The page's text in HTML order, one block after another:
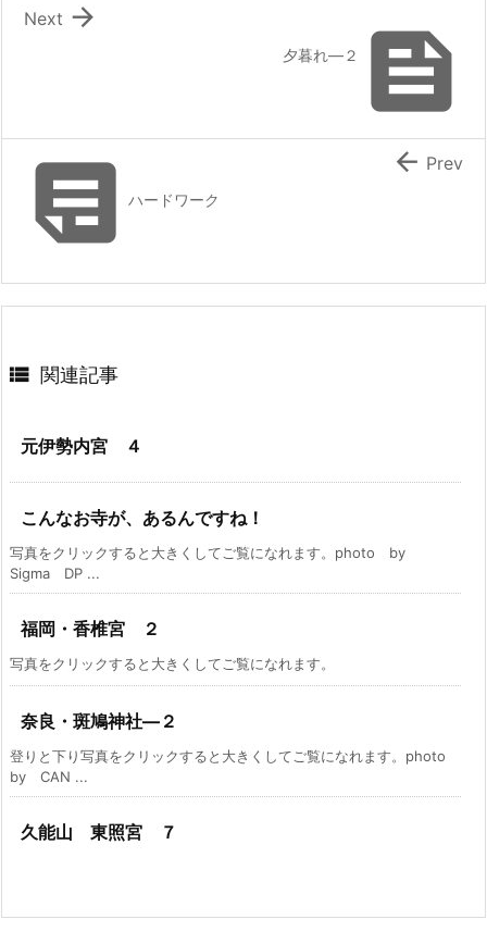

夕暮れ―２

Next
ハードワーク
 Prev
 関連記事
元伊勢内宮 ４
こんなお寺が、あるんですね！
写真をクリックすると大きくしてご覧になれます。photo by
Sigma DP ...
福岡・香椎宮 ２
写真をクリックすると大きくしてご覧になれます。
奈良・斑鳩神社―２
登りと下り写真をクリックすると大きくしてご覧になれます。photo
by CAN ...
久能山 東照宮 ７